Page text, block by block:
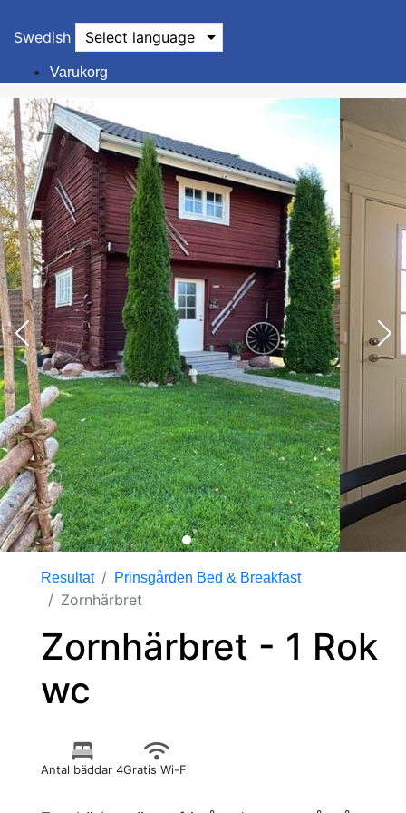
Swedish Select language
Varukorg
Resultat Prinsgården Bed & Breakfast
Zornhärbret
Zornhärbret - 1 Rok
wc
Antal bäddar 4Gratis Wi-Fi